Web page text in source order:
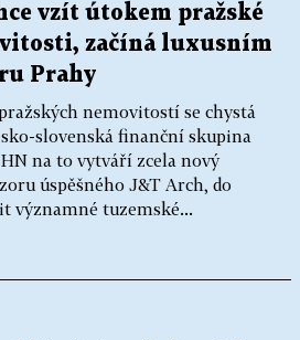
vzít útokem pražské
začíná luxusním
Prahy
nemovitostí se chystá
slovenská finanční skupina
na to vytváří zcela nový
úspěšného J&T Arch, do
významné tuzemské...